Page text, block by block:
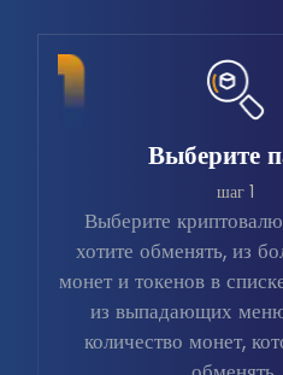
Выберите
шаг 1
Выберите
хотите обменять, из
монет и токенов в
из выпадающих
количество монет,